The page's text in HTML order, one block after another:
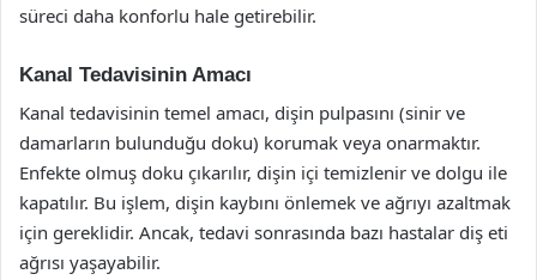
süreci daha konforlu hale getirebilir.
Kanal Tedavisinin Amacı
Kanal tedavisinin temel amacı, dişin pulpasını (sinir ve
damarların bulunduğu doku) korumak veya onarmaktır.
Enfekte olmuş doku çıkarılır, dişin içi temizlenir ve dolgu ile
kapatılır. Bu işlem, dişin kaybını önlemek ve ağrıyı azaltmak
için gereklidir. Ancak, tedavi sonrasında bazı hastalar diş eti
ağrısı yaşayabilir.